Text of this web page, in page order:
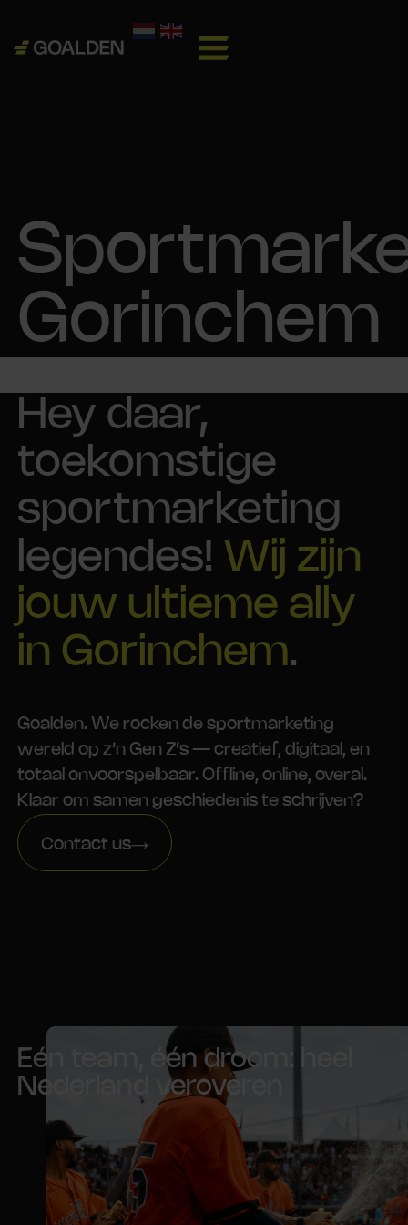
Gorinchem
Hey daar,
toekomstige
sportmarketing
legendes! Wij zijn
jouw ultieme ally
in Gorinchem.
Goalden. We rocken de sportmarketing
wereld op z’n Gen Z’s — creatief, digitaal, en
totaal onvoorspelbaar. Offline, online, overal.
Klaar om samen geschiedenis te schrijven?
Contact us
Eén team, één droom: heel
Nederland veroveren